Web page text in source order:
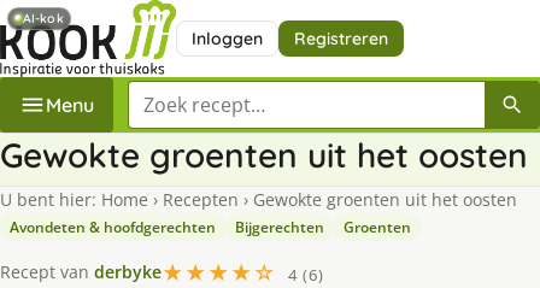
Inloggen Registreren
Menu Zoek een recept
Gewokte groenten uit het oosten
U bent hier: Home › Recepten › Gewokte groenten uit het oosten
Avondeten & hoofdgerechten Bijgerechten Groenten
Recept van derbyke★★★★☆
4 (6)
AI-kok